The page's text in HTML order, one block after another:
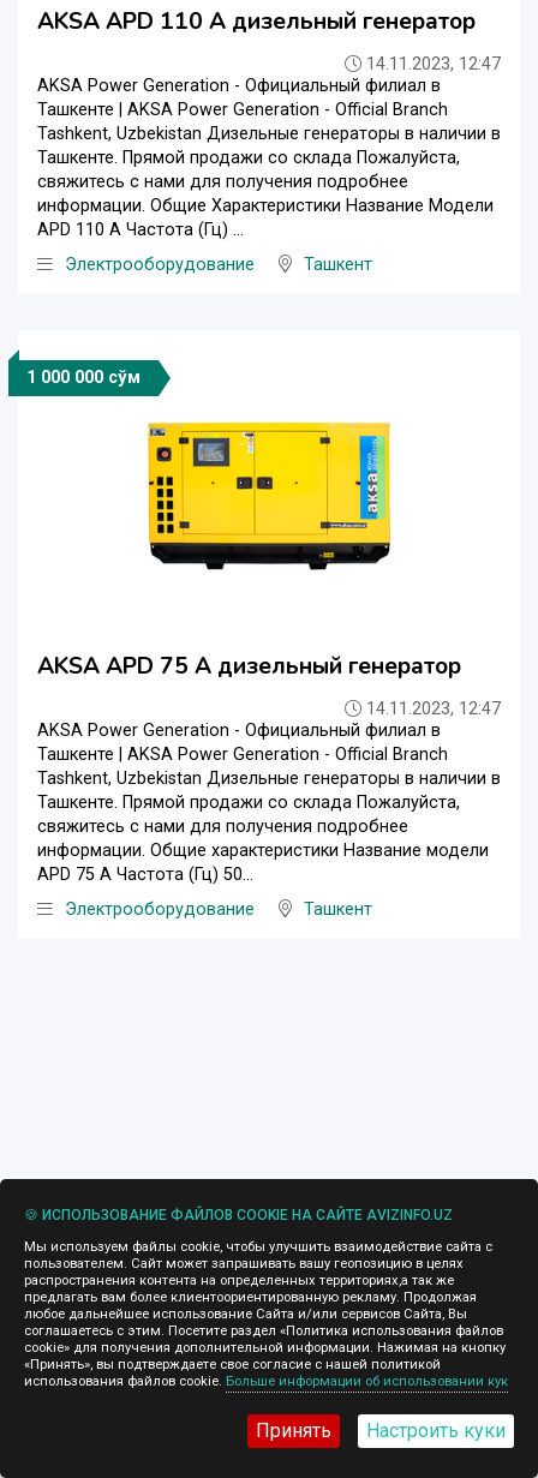
AKSA APD 110 A дизельный генератор
14.11.2023, 12:47
AKSA Power Generation - Официальный филиал в
Ташкенте | AKSA Power Generation - Official Branch
Tashkent, Uzbekistan Дизельные генераторы в наличии в
Ташкенте. Прямой продажи со склада Пожалуйста,
свяжитесь с нами для получения подробнее
информации. Общие Характеристики Название Модели
APD 110 A Частота (Гц) ...
Электрооборудование
Ташкент
1 000 000 сўм
AKSA APD 75 A дизельный генератор
14.11.2023, 12:47
AKSA Power Generation - Официальный филиал в
Ташкенте | AKSA Power Generation - Official Branch
Tashkent, Uzbekistan Дизельные генераторы в наличии в
Ташкенте. Прямой продажи со склада Пожалуйста,
свяжитесь с нами для получения подробнее
информации. Общие характеристики Название модели
APD 75 A Частота (Гц) 50...
Электрооборудование
Ташкент
🍪 ИСПОЛЬЗОВАНИЕ ФАЙЛОВ COOKIE НА САЙТЕ AVIZINFO.UZ
Мы используем файлы cookie, чтобы улучшить взаимодействие сайта с
пользователем. Сайт может запрашивать вашу геопозицию в целях
распространения контента на определенных территориях,а так же
предлагать вам более клиентоориентированную рекламу. Продолжая
любое дальнейшее использование Сайта и/или сервисов Сайта, Вы
соглашаетесь с этим. Посетите раздел «Политика использования файлов
cookie» для получения дополнительной информации. Нажимая на кнопку
«Принять», вы подтверждаете свое согласие с нашей политикой
использования файлов cookie. Больше информации об использовании кук
Принять Настроить куки